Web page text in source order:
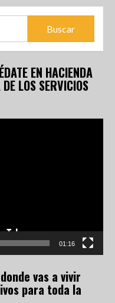
EN HACIENDA
LOS SERVICIOS
01:16
vas a vivir
para toda la